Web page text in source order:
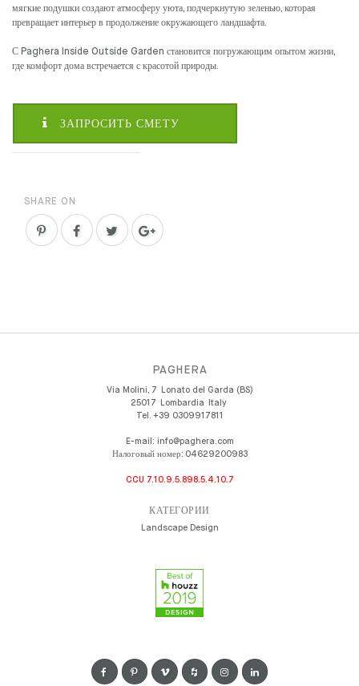
мягкие подушки создают атмосферу уюта, подчеркнутую зеленью, которая
превращает интерьер в продолжение окружающего ландшафта.
С Paghera Inside Outside Garden становится погружающим опытом жизни,
где комфорт дома встречается с красотой природы.
ЗАПРОСИТЬ СМЕТУ
SHARE ON
PAGHERA
Via Molini, 7
Lonato del Garda (BS)
25017
Lombardia
Italy
Tel. +39 0309917811
E-mail: info@paghera.com
Налоговый номер: 04629200983
CCU 7.10.9.5.898.5.4.10.7
КАТЕГОРИИ
Landscape Design